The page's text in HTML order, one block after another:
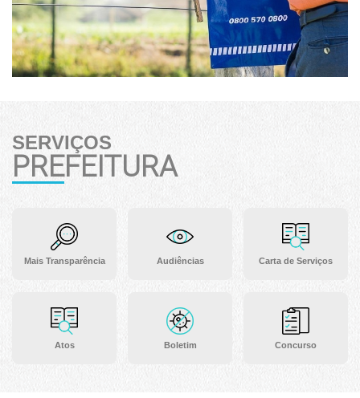
SERVIÇOS
PREFEITURA
Mais Transparência
Atos
Audiências
Boletim
Carta de Serviços
Concurso